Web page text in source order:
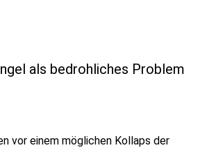
als bedrohliches Problem
vor einem möglichen Kollaps der